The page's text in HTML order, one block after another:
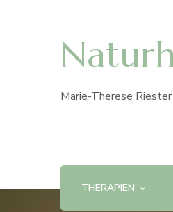
Marie-Therese Riester
THERAPIEN